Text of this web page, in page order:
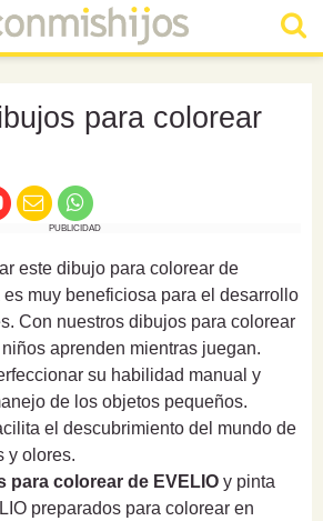
para colorear
PUBLICIDAD
este dibujo para colorear de
es muy beneficiosa para el desarrollo
Con nuestros dibujos para colorear
aprenden mientras juegan.
su habilidad manual y
de los objetos pequeños.
el descubrimiento del mundo de
y olores.
para colorear de EVELIO y pinta
preparados para colorear en